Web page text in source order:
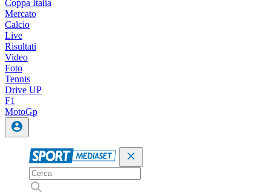
Coppa Italia
Mercato
Calcio
Live
Risultati
Video
Foto
Tennis
Drive UP
F1
MotoGp